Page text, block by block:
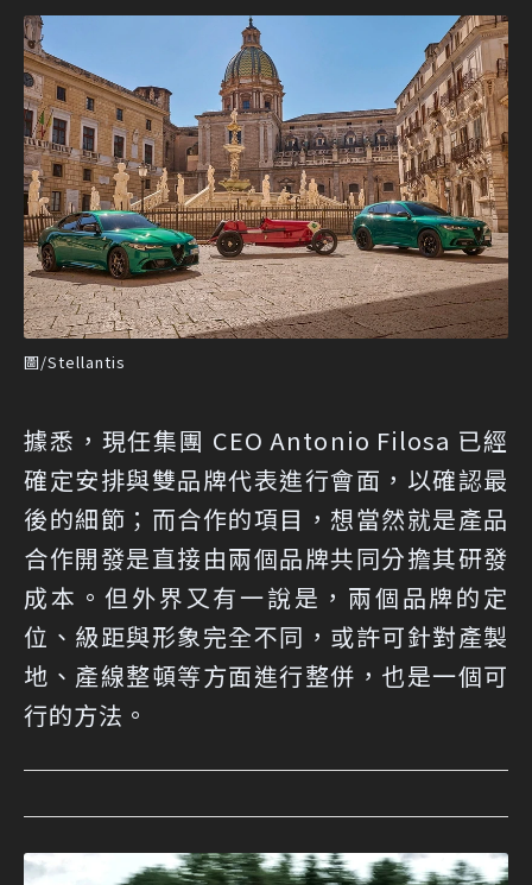
圖/Stellantis
據悉，現任集團 CEO Antonio Filosa 已經
確定安排與雙品牌代表進行會面，以確認最
後的細節；而合作的項目，想當然就是產品
合作開發是直接由兩個品牌共同分擔其研發
成本。但外界又有一說是，兩個品牌的定
位、級距與形象完全不同，或許可針對產製
地、產線整頓等方面進行整併，也是一個可
行的方法。